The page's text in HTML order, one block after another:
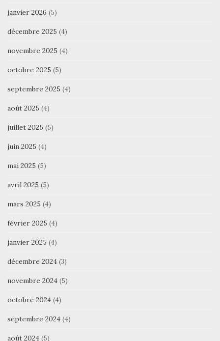
janvier 2026 (5)
décembre 2025 (4)
novembre 2025 (4)
octobre 2025 (5)
septembre 2025 (4)
août 2025 (4)
juillet 2025 (5)
juin 2025 (4)
mai 2025 (5)
avril 2025 (5)
mars 2025 (4)
février 2025 (4)
janvier 2025 (4)
décembre 2024 (3)
novembre 2024 (5)
octobre 2024 (4)
septembre 2024 (4)
août 2024 (5)